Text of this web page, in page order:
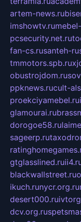
artem-news.ru
imshowtv.ru
pcsecurity.net.ru
fan-cs.rusanteh-
tmmotors.spb.ru
obustrojdom.ru
ppknews.rucult-
proekciyamebel.ru
glamourai.ru
dorogoe58.ru
sageerp.ru
gtglasslined.ru
blackwallstreet.ru
ikuch.runycr.org.ru
desert000.ru
dcv.org.ru